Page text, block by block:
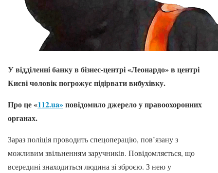
У відділенні банку в бізнес-центрі «Леонардо» в центрі
Києві чоловік погрожує підірвати вибухівку.
Про це «112.ua»повідомило джерело у правоохоронних
органах.
Зараз поліція проводить спецоперацію, пов’язану з
можливим звільненням заручників. Повідомляється, що
всередині знаходиться людина зі зброєю. З нею у